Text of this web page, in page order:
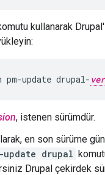
kullanarak
pm-update drupal-
, istenen sürümdür.
en son sürüme
update drupal
Drupal çekirdek